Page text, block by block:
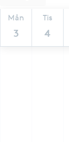
Mån
3
Tis
4